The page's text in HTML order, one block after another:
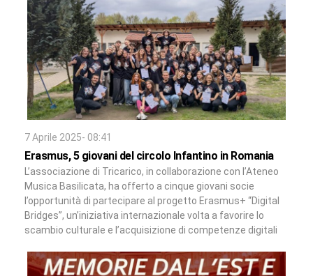
7 Aprile 2025- 08:41
Erasmus, 5 giovani del circolo Infantino in Romania
L’associazione di Tricarico, in collaborazione con l’Ateneo
Musica Basilicata, ha offerto a cinque giovani socie
l’opportunità di partecipare al progetto Erasmus+ “Digital
Bridges”, un’iniziativa internazionale volta a favorire lo
scambio culturale e l’acquisizione di competenze digitali